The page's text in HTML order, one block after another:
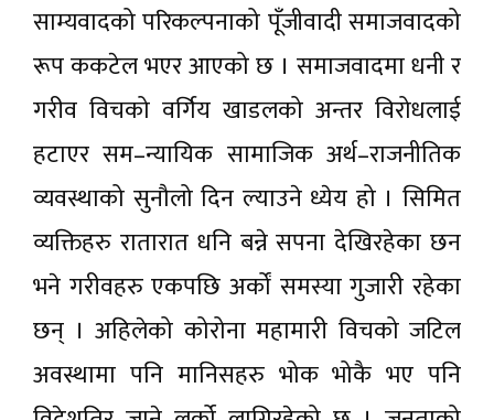
साम्यवादको परिकल्पनाको पूँजीवादी समाजवादको
रूप ककटेल भएर आएको छ । समाजवादमा धनी र
गरीव विचको वर्गिय खाडलको अन्तर विरोधलाई
हटाएर सम–न्यायिक सामाजिक अर्थ–राजनीतिक
व्यवस्थाको सुनौलो दिन ल्याउने ध्येय हो । सिमित
व्यक्तिहरु रातारात धनि बन्ने सपना देखिरहेका छन
भने गरीवहरु एकपछि अर्कों समस्या गुजारी रहेका
छन् । अहिलेको कोरोना महामारी विचको जटिल
अवस्थामा पनि मानिसहरु भोक भोकै भए पनि